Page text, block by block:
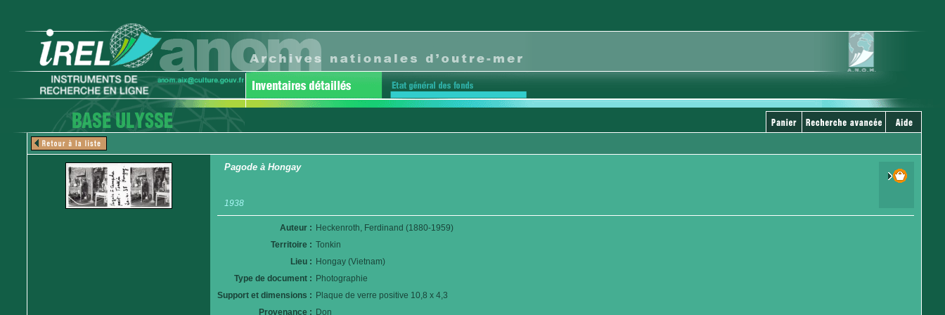
Pagode à Hongay
1938
Auteur : Heckenroth, Ferdinand (1880-1959)
Territoire : Tonkin
Lieu : Hongay (Vietnam)
Type de document : Photographie
Support et dimensions : Plaque de verre positive 10,8 x 4,3
Provenance : Don